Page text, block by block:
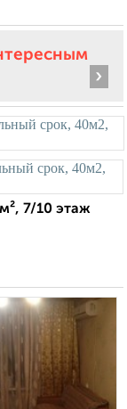
›
7/10 этаж